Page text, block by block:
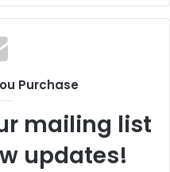
Purchase
mailing list
updates!